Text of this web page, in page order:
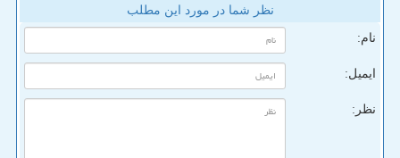
نظر شما در مورد این مطلب
نام:
ایمیل:
نظر: